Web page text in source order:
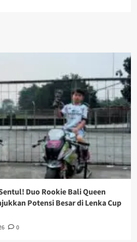
Duo Rookie Bali Queen
Potensi Besar di Lenka Cup
0